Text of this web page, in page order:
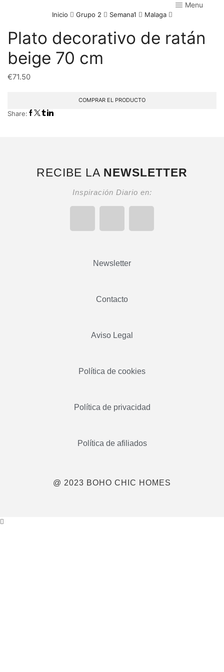
Menu
Inicio Grupo 2 Semana1 Malaga
Plato decorativo de ratán
beige 70 cm
€71.50
COMPRAR EL PRODUCTO
Share:
RECIBE LA NEWSLETTER
Inspiración Diario en:
Newsletter
Contacto
Aviso Legal
Política de cookies
Política de privacidad
Política de afiliados
@ 2023 BOHO CHIC HOMES